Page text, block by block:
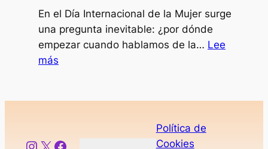
En el Día Internacional de la Mujer surge
una pregunta inevitable: ¿por dónde
empezar cuando hablamos de la… Lee
más
Mujer
Instagram
X Facebook
Política de
Cookies